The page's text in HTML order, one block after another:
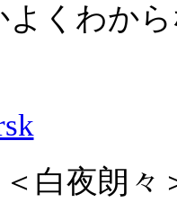
よくわか
白夜朗々